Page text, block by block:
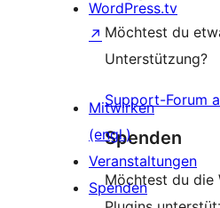
Möchtest du
Unterstützung?
Support-Forum
Spenden
Möchtest du die
WordPress.tv
↗
Mitwirken
(engl.)
Veranstaltungen
Spenden